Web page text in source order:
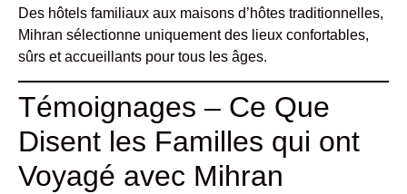
Des hôtels familiaux aux maisons d’hôtes traditionnelles,
Mihran sélectionne uniquement des lieux confortables,
sûrs et accueillants pour tous les âges.
Témoignages – Ce Que
Disent les Familles qui ont
Voyagé avec Mihran